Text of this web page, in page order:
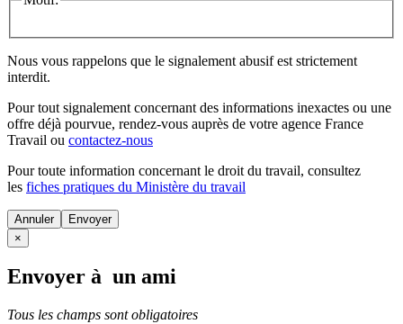
Nous vous rappelons que le signalement abusif est strictement
interdit.
Pour tout signalement concernant des informations inexactes ou une
offre déjà pourvue, rendez-vous auprès de votre agence France
Travail ou contactez-nous
Pour toute information concernant le droit du travail, consultez
les fiches pratiques du Ministère du travail
Annuler
×
Envoyer à un ami
Tous les champs sont obligatoires